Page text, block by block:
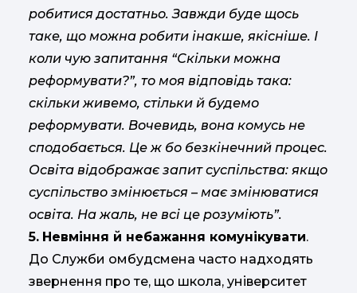
робитися достатньо. Завжди буде щось
таке, що можна робити інакше, якісніше. І
коли чую запитання “Скільки можна
реформувати?”, то моя відповідь така:
скільки живемо, стільки й будемо
реформувати. Вочевидь, вона комусь не
сподобається. Це ж бо безкінечний процес.
Освіта відображає запит суспільства: якщо
суспільство змінюється – має змінюватися
освіта. На жаль, не всі це розуміють”.
5. Невміння й небажання комунікувати.
До Служби омбудсмена часто надходять
звернення про те, що школа, університет